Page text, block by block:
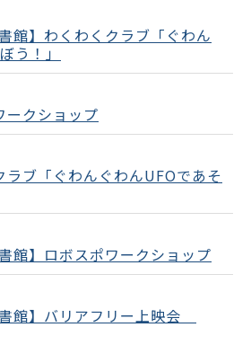
館】わくわくクラブ「ぐわん
う！」
ークショップ
ラブ「ぐわんぐわんUFOであそ
館】ロボスポワークショップ
館】バリアフリー上映会